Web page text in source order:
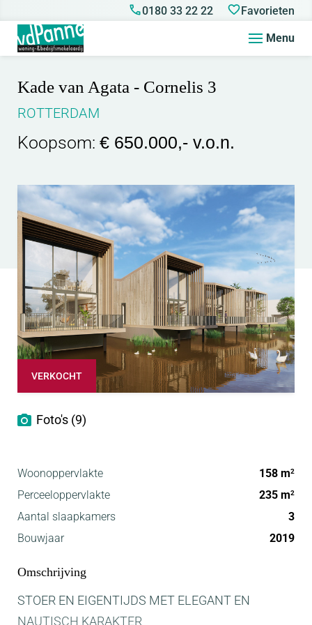
0180 33 22 22 Favorieten
Menu
Kade van Agata - Cornelis 3
ROTTERDAM
Koopsom: € 650.000,- v.o.n.
VERKOCHT
Foto's (9)
Woonoppervlakte 158 m2
Perceeloppervlakte 235 m2
Aantal slaapkamers
3
Bouwjaar
2019
Omschrijving
STOER EN EIGENTIJDS MET ELEGANT EN
NAUTISCH KARAKTER